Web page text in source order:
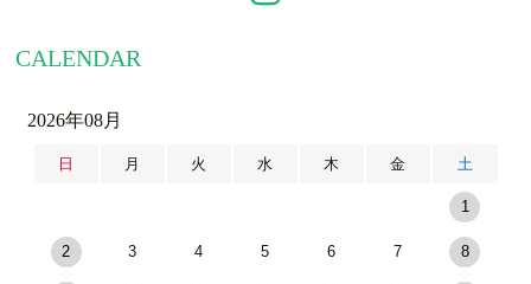
CALENDAR
2026年08月
日 月 火 水 木 金 土
1
2 3 4 5 6 7 8